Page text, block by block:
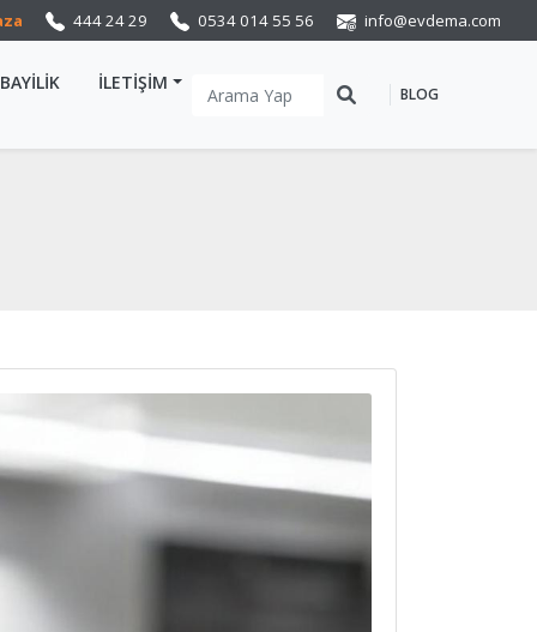
444 24 29 0534 014 55 56 info@evdema.com
BAYİLİK İLETİŞİM
BLOG